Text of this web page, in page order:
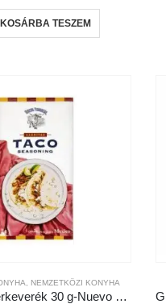
KOSÁRBA TESZEM
NEMZETKÖZI KONYHA
Taco fűszerkeverék 30 g-Nuevo Progreso